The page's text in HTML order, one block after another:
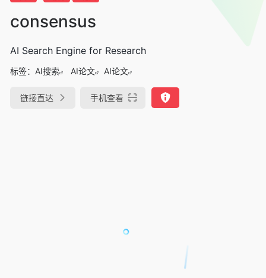
consensus
AI Search Engine for Research
标签： AI搜索 AI论文 AI论文
链接直达 手机查看